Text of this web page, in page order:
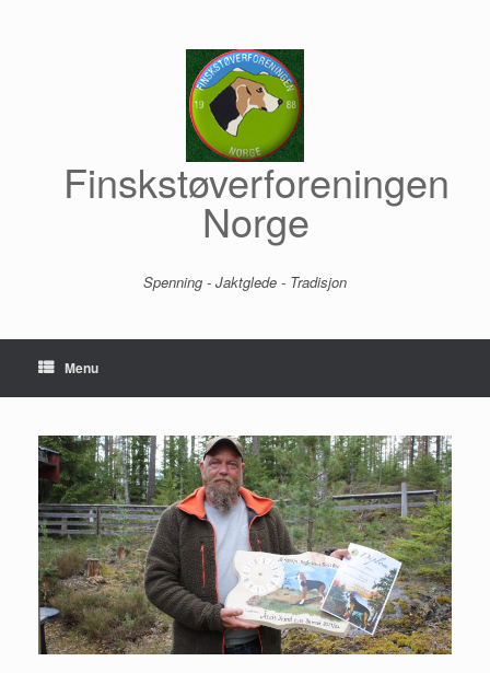
Finskstøverforeningen
Norge
Spenning - Jaktglede - Tradisjon
Menu